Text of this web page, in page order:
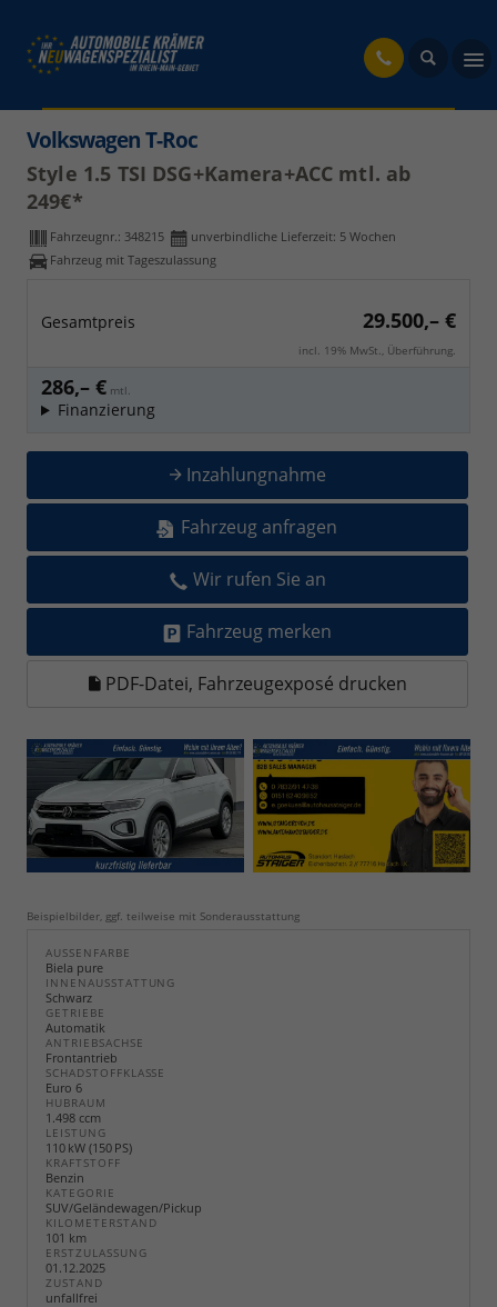
Volkswagen T-Roc
Style 1.5 TSI DSG+Kamera+ACC mtl. ab
249€*
Fahrzeugnr.: 348215 unverbindliche Lieferzeit: 5 Wochen
Fahrzeug mit Tageszulassung
Gesamtpreis 29.500,– €
incl. 19% MwSt., Überführung.
286,– € mtl.
Finanzierung
Inzahlungnahme
Fahrzeug anfragen
Wir rufen Sie an
Fahrzeug merken
PDF-Datei, Fahrzeugexposé drucken
Beispielbilder, ggf. teilweise mit Sonderausstattung
AUSSENFARBE
Biela pure
INNENAUSSTATTUNG
Schwarz
GETRIEBE
Automatik
ANTRIEBSACHSE
Frontantrieb
SCHADSTOFFKLASSE
Euro 6
HUBRAUM
1.498 ccm
LEISTUNG
110 kW (150 PS)
KRAFTSTOFF
Benzin
KATEGORIE
SUV/Geländewagen/Pickup
KILOMETERSTAND
101 km
ERSTZULASSUNG
01.12.2025
ZUSTAND
unfallfrei